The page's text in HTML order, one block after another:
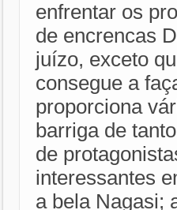
enfrentar os
de encrencas
juízo, exceto
consegue a
proporciona
barriga de
de
interessantes
a bela Nagasi;